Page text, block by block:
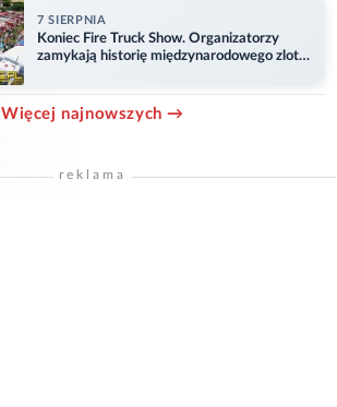
7 SIERPNIA
Koniec Fire Truck Show. Organizatorzy
zamykają historię międzynarodowego zlotu
Więcej najnowszych →
reklama